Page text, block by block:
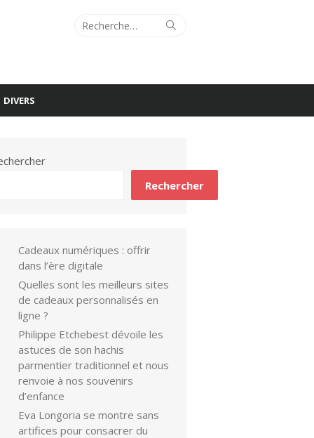
Recherche
Rechercher
DIVERS
Rechercher
Cadeaux numériques : offrir
dans l’ère digitale
Quelles sont les meilleurs sites
de cadeaux personnalisés en
ligne ?
Philippe Etchebest dévoile les
astuces de son hachis
parmentier traditionnel et nous
renvoie à nos souvenirs
d’enfance
Eva Longoria se montre sans
artifices pour consacrer du